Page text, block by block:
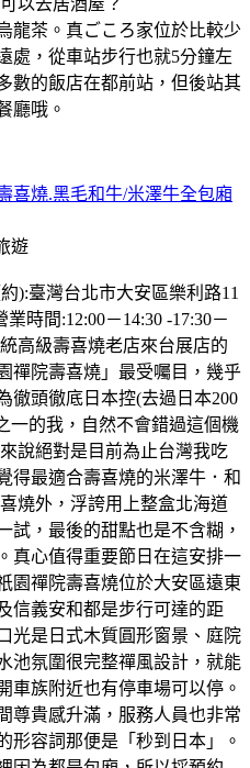
龍茶。真ごころ家位於比較少
處，從車站步行也就5分鐘左
數的飯店在都前站，但後站其
廳哦。
喜燒.黑毛和牛/米澤牛全包廂
遊
):臺灣台北市大安區樂利路11
時間:12:00－14:30 -17:30－
高級壽喜燒老店來台展店的
禪院壽喜燒」最受囑目，幾乎
徹頭徹底日本控(去過日本200
一的我，自然不會錯過這個機
說絕對是目前為止台灣我吃
得最適合壽喜燒的米澤牛．和
燒外，浮誇用上整盒北海道
試，最後的甜點也是不含糊，
真心值得重要節日在這安排一
園禪院壽喜燒位於大安區遠東
信義安和都是步行可達的距
光是日式木質圓形窗景、庭院
池氛圍很完整禪風設計，就能
車族附近也有停車場可以停。
尊貴感升滿，服務人員也非常
形容詞那便是「秒到日本」。